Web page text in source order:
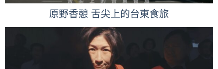
原野香憩 舌尖上的台東食旅